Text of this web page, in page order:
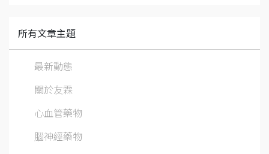
所有文章主題
最新動態
關於友霖
心血管藥物
腦神經藥物